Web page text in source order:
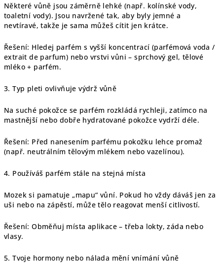
Některé vůně jsou záměrně lehké (např. kolínské vody,
toaletní vody). Jsou navržené tak, aby byly jemné a
nevtíravé, takže je sama můžeš cítit jen krátce.
Řešení: Hledej parfém s vyšší koncentrací (parfémová voda /
extrait de parfum) nebo vrstvi vůni – sprchový gel, tělové
mléko + parfém.
3. Typ pleti ovlivňuje výdrž vůně
Na suché pokožce se parfém rozkládá rychleji, zatímco na
mastnější nebo dobře hydratované pokožce vydrží déle.
Řešení: Před nanesením parfému pokožku lehce promaž
(např. neutrálním tělovým mlékem nebo vazelínou).
4. Používáš parfém stále na stejná místa
Mozek si pamatuje „mapu“ vůní. Pokud ho vždy dáváš jen za
uši nebo na zápěstí, může tělo reagovat menší citlivostí.
Řešení: Obměňuj místa aplikace – třeba lokty, záda nebo
vlasy.
5. Tvoje hormony nebo nálada mění vnímání vůně